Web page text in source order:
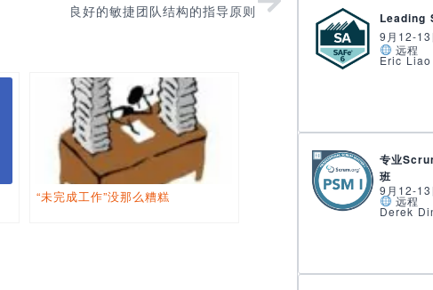
良好的敏捷团队结构的指导原则
“未完成工作”没那么糟糕
Leading
9月12-13
远程
Eric Liao
专业
班
9月12-13
远程
Derek